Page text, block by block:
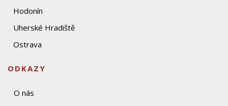
Hodonín
Uherské Hradiště
Ostrava
ODKAZY
O nás